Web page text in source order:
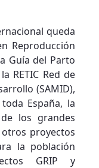
queda
Reproducción
Guía del Parto
RETIC Red de
(SAMID),
España, la
los grandes
proyectos
la población
GRIP y